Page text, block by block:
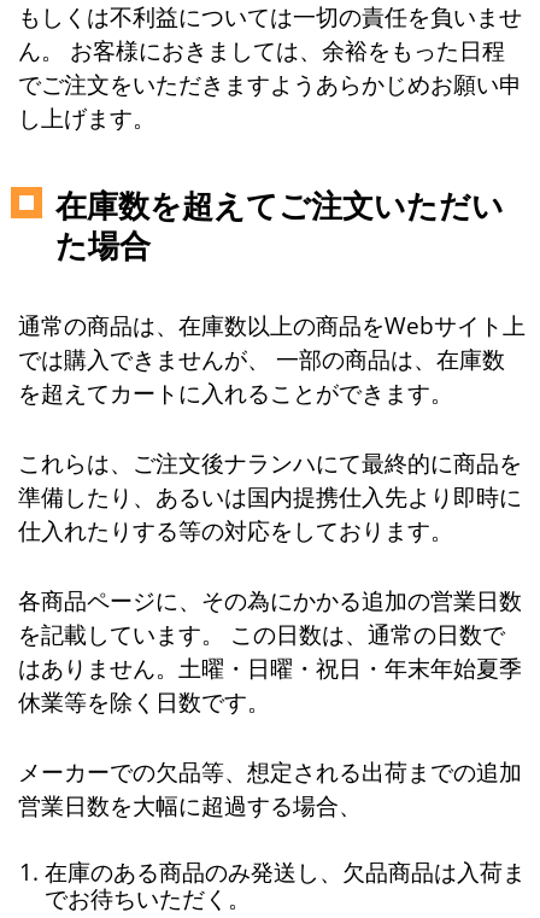
もしくは不利益については一切の責任を負いませ
ん。 お客様におきましては、余裕をもった日程
でご注文をいただきますようあらかじめお願い申
し上げます。
在庫数を超えてご注文いただい
た場合
通常の商品は、在庫数以上の商品をWebサイト上
では購入できませんが、 一部の商品は、在庫数
を超えてカートに入れることができます。
これらは、ご注文後ナランハにて最終的に商品を
準備したり、あるいは国内提携仕入先より即時に
仕入れたりする等の対応をしております。
各商品ページに、その為にかかる追加の営業日数
を記載しています。 この日数は、通常の日数で
はありません。土曜・日曜・祝日・年末年始夏季
休業等を除く日数です。
メーカーでの欠品等、想定される出荷までの追加
営業日数を大幅に超過する場合、
在庫のある商品のみ発送し、欠品商品は入荷ま
でお待ちいただく。